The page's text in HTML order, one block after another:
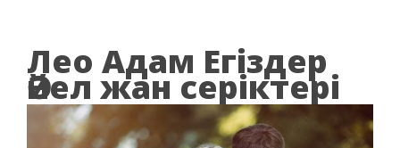
Лео Адам Егіздер
Әйел жан серіктері